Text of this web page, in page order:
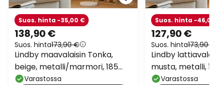
138,90 €
Suos. hinta173,90 €
Suos. hinta -35,00 €
Lindby maavalaisin Tonka,
beige, metalli/marmori, 185
cm, E27
Varastossa
127,90 €
Suos. hinta173,90 €
Suos. hinta -46,00
Lindby
musta, metalli,
Varastossa